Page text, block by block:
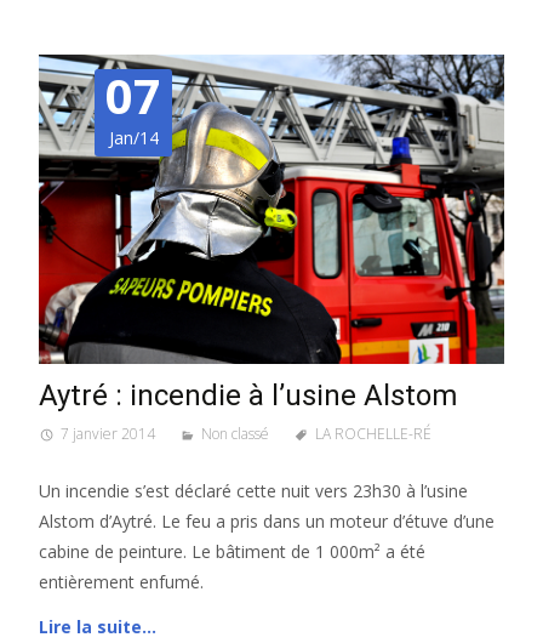
07
Jan/14
Aytré : incendie à l’usine Alstom
7 janvier 2014 Non classé LA ROCHELLE-RÉ
Un incendie s’est déclaré cette nuit vers 23h30 à l’usine
Alstom d’Aytré. Le feu a pris dans un moteur d’étuve d’une
cabine de peinture. Le bâtiment de 1 000m² a été
entièrement enfumé.
Lire la suite…